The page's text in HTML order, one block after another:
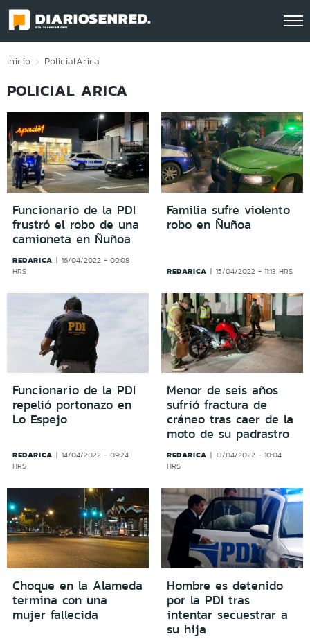
Click acá para ir directamente al contenido
Inicio PolicialArica
POLICIAL ARICA
Funcionario de la PDI
frustró el robo de una
camioneta en Ñuñoa
REDARICA
16/04/2022 - 09:08
HRS
Familia sufre violento
robo en Ñuñoa
REDARICA 15/04/2022 - 11:13 HRS
Funcionario de la PDI
repelió portonazo en
Lo Espejo
REDARICA
14/04/2022 - 09:24
HRS
Menor de seis años
sufrió fractura de
cráneo tras caer de la
moto de su padrastro
REDARICA
13/04/2022 - 10:04
HRS
Choque en la Alameda
termina con una
mujer fallecida
Hombre es detenido
por la PDI tras
intentar secuestrar a
su hija